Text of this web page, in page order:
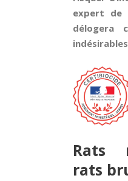
expert de
délogera
Rats
rats